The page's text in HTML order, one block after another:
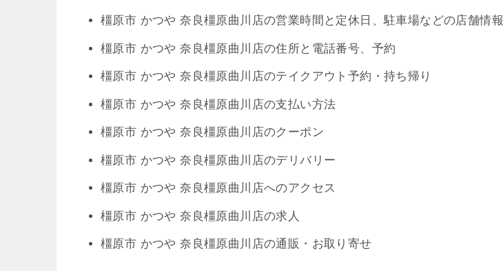
橿原市 かつや 奈良橿原曲川店の営業時間と定休日、駐車場などの店舗情報
橿原市 かつや 奈良橿原曲川店の住所と電話番号、予約
橿原市 かつや 奈良橿原曲川店のテイクアウト予約・持ち帰り
橿原市 かつや 奈良橿原曲川店の支払い方法
橿原市 かつや 奈良橿原曲川店のクーポン
橿原市 かつや 奈良橿原曲川店のデリバリー
橿原市 かつや 奈良橿原曲川店へのアクセス
橿原市 かつや 奈良橿原曲川店の求人
橿原市 かつや 奈良橿原曲川店の通販・お取り寄せ